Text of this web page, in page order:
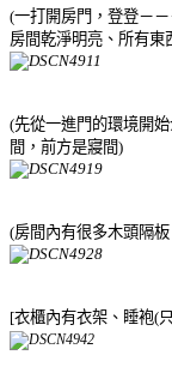
(一打開房門，登登－
房間乾淨明亮、所有東
(先從一進門的環境開
間，前方是寢間)
(房間內有很多木頭隔
[衣櫃內有衣架、睡袍(